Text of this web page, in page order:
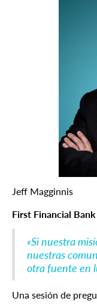
Jeff Magginnis
First Financial Bank
«Si nuestra
nuestras
otra fuente en
Una sesión de